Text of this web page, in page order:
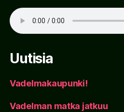
Uutisia
Vadelmakaupunki!
Vadelman matka jatkuu